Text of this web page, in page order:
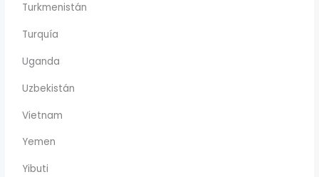
Turkmenistán
Turquía
Uganda
Uzbekistán
Vietnam
Yemen
Yibuti